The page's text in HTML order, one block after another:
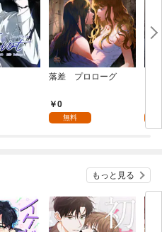
落差 プロローグ
0
無料
もっと見る